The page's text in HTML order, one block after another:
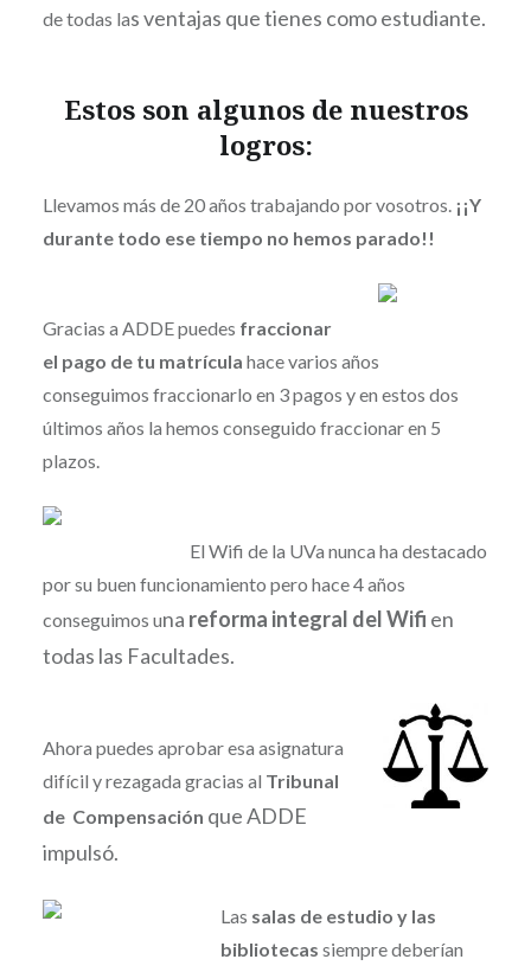
de todas las ventajas que tienes como estudiante.
Estos son algunos de nuestros
logros:
Llevamos más de 20 años trabajando por vosotros. ¡¡Y
durante todo ese tiempo no hemos parado!!
Gracias a ADDE puedes fraccionar
el pago de tu matrícula hace varios años
conseguimos fraccionarlo en 3 pagos y en estos dos
últimos años la hemos conseguido fraccionar en 5
plazos.
El Wifi de la UVa nunca ha destacado
por su buen funcionamiento pero hace 4 años
conseguimos una reforma integral del Wifi en
todas las Facultades.
Ahora puedes aprobar esa asignatura
difícil y rezagada gracias al Tribunal
de Compensación queADDE
impulsó.
Las salas de estudio y las
bibliotecas siempre deberían